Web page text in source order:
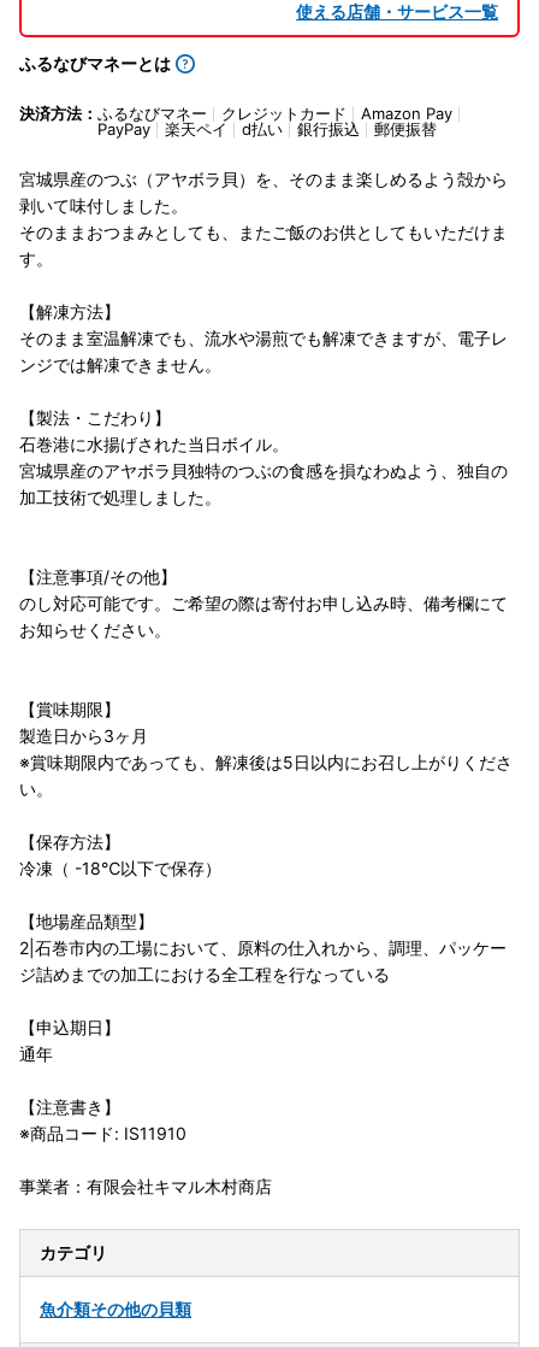
使える店舗・サービス一覧
ふるなびマネーとは
決済方法： ふるなびマネー クレジットカード
Amazon Pay
PayPay
楽天ペイ d払い 銀行振込 郵便振替
宮城県産のつぶ（アヤボラ貝）を、そのまま楽しめるよう殻から
剥いて味付しました。
そのままおつまみとしても、またご飯のお供としてもいただけま
す。
【解凍方法】
そのまま室温解凍でも、流水や湯煎でも解凍できますが、電子レ
ンジでは解凍できません。
【製法・こだわり】
石巻港に水揚げされた当日ボイル。
宮城県産のアヤボラ貝独特のつぶの食感を損なわぬよう、独自の
加工技術で処理しました。
【注意事項/その他】
のし対応可能です。ご希望の際は寄付お申し込み時、備考欄にて
お知らせください。
【賞味期限】
製造日から3ヶ月
※賞味期限内であっても、解凍後は5日以内にお召し上がりくださ
い。
【保存方法】
冷凍（ -18℃以下で保存）
【地場産品類型】
2|石巻市内の工場において、原料の仕入れから、調理、パッケー
ジ詰めまでの加工における全工程を行なっている
【申込期日】
通年
【注意書き】
※商品コード: IS11910
事業者：有限会社キマル木村商店
カテゴリ
魚介類その他の貝類